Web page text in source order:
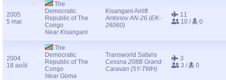
2005
5 mai
The
Democratic
Republic of The
Congo
Near Kisangani
Kisangani Airlift
Antonov AN-26 (EK-
26060)
11
10 /
0
2004
18 août
The
Democratic
Republic of The
Congo
Near Goma
Transworld Safaris
Cessna 208B Grand
Caravan (5Y-TWH)
3
3 /
0